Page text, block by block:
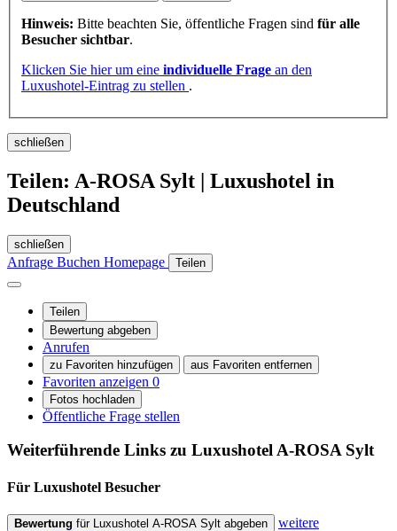
Hinweis: Bitte beachten Sie, öffentliche Fragen sind für alle
Besucher sichtbar.
Klicken Sie hier um eine individuelle Frage an den
Luxushotel-Eintrag zu stellen .
schließen
Teilen: A-ROSA Sylt | Luxushotel in
Deutschland
schließen
Anfrage Buchen Homepage Teilen
Teilen
Bewertung abgeben
Anrufen
zu Favoriten hinzufügen aus Favoriten entfernen
Favoriten anzeigen 0
Fotos hochladen
Öffentliche Frage stellen
Weiterführende Links zu LuxushotelA-ROSA Sylt
Für Luxushotel Besucher
Bewertung für Luxushotel A-ROSA Sylt abgeben
weitere